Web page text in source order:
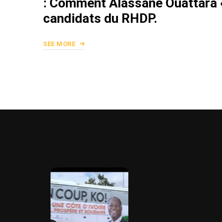
: Comment Alassane Ouattara
candidats du RHDP.
SEE MORE